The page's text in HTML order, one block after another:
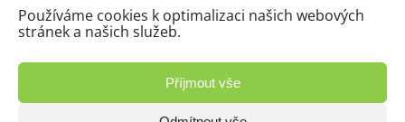
Používáme cookies k optimalizaci našich webových
stránek a našich služeb.
Příjmout vše
500 04 Hradec Králové - Kukleny
(areál ZVU - chemie/mostárna)